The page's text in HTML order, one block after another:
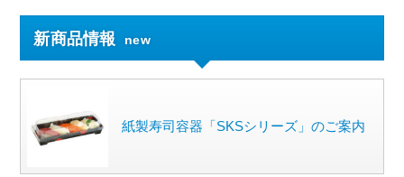
新商品情報 new
紙製寿司容器「SKSシリーズ」のご案内